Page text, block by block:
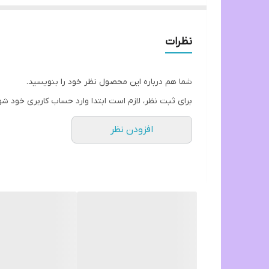
هشدار! از بوییدن این محصول خودداری کنید.
نظرات
شما هم درباره این محصول نظر خود را بنویسید.
برای ثبت نظر، لازم است ابتدا وارد حساب کاربری خود
افزودن نظر